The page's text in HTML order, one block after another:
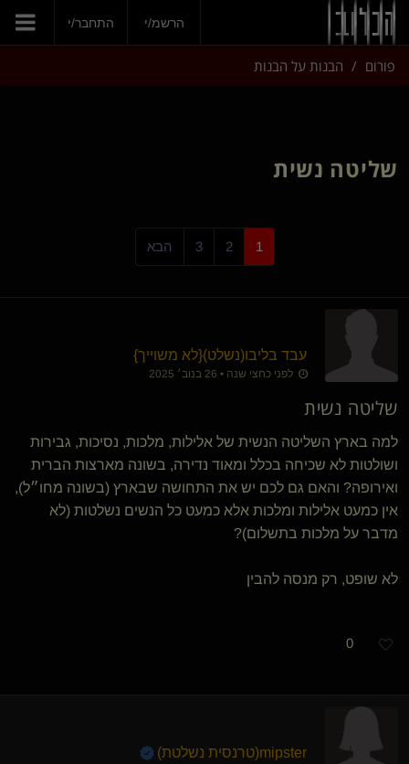
הצטרפי עכשיו
הרשמ/י התחבר/י
פורום הבנות על הבנות
שליטה נשית
1
2
3 הבא
עבד בליבו​(נשלט)​{לא משוייך}
לפני כחצי שנה • 26 בנוב׳ 2025
שליטה נשית
למה בארץ השליטה הנשית של אלילות, מלכות, נסיכות, גבירות
ושולטות לא שכיחה בכלל ומאוד נדירה, בשונה מארצות הברית
ואירופה? והאם גם לכם יש את התחושה שבארץ (בשונה מחו״ל),
אין כמעט אלילות ומלכות אלא כמעט כל הנשים נשלטות (לא
מדבר על מלכות בתשלום)?
לא שופט, רק מנסה להבין
0
mipster​(טרנסית נשלטת)